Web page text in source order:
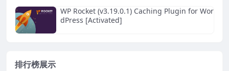
WP Rocket (v3.19.0.1) Caching Plugin for Wor
dPress [Activated]
排行榜展示